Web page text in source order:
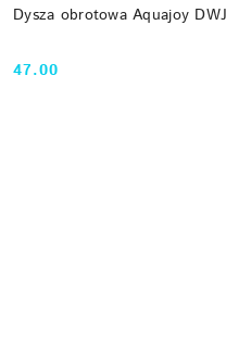
Dysza obrotowa Aquajoy
Cena:
47.00